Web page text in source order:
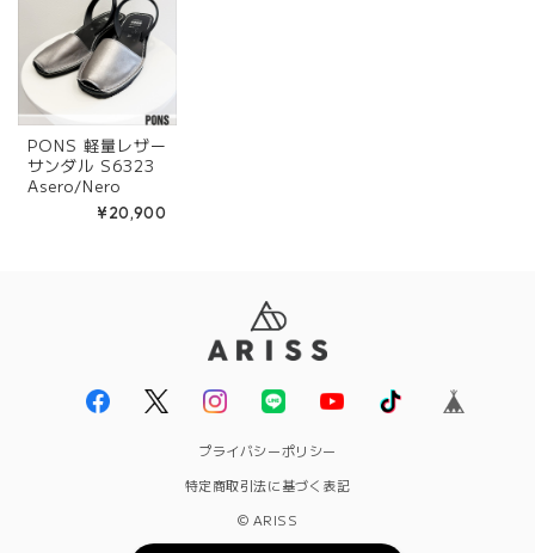
PONS 軽量レザー
サンダル S6323
Asero/Nero
¥20,900
プライバシーポリシー
特定商取引法に基づく表記
© ARISS